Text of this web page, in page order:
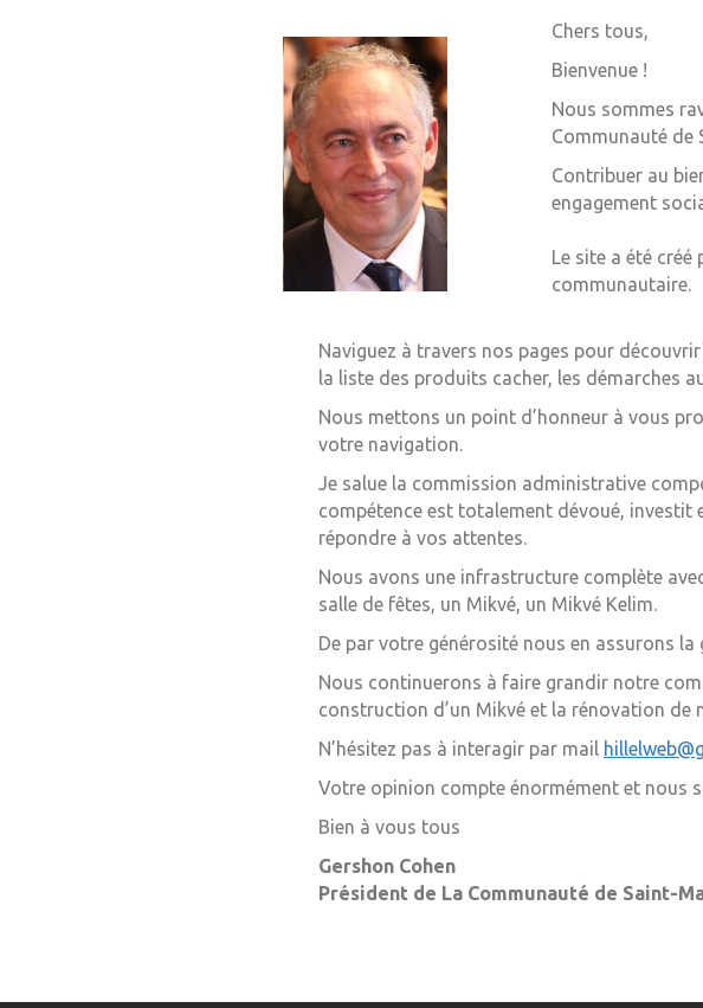
Chers tous,
Bienvenue !
Nous sommes
Communauté de
Contribuer au
engagement
Le site a été
communautaire.
Naviguez à travers nos pages pour
la liste des produits cacher, les démarches
Nous mettons un point d’honneur à vous
votre navigation.
Je salue la commission administrative
compétence est totalement dévoué,
répondre à vos attentes.
Nous avons une infrastructure complète
salle de fêtes, un Mikvé, un Mikvé Kelim.
De par votre générosité nous en assurons
Nous continuerons à faire grandir notre
construction d’un Mikvé et la rénovation de
N’hésitez pas à interagir par mail
Votre opinion compte énormément et nous
Bien à vous tous
Gershon Cohen
Président de La Communauté de Saint-